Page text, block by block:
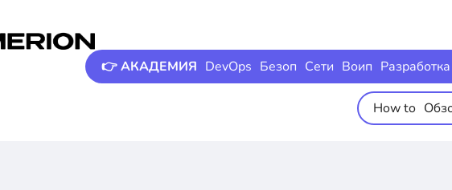
👉 АКАДЕМИЯ DevOps Безоп Сети Воип Разработка
How to